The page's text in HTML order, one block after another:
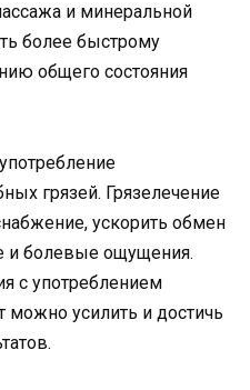
и минеральной
более быстрому
общего состояния
грязей. Грязелечение
ускорить обмен
и болевые ощущения.
с употреблением
усилить и достичь